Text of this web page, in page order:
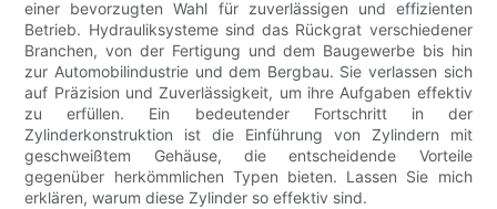
einer bevorzugten Wahl für zuverlässigen und effizienten
Betrieb. Hydrauliksysteme sind das Rückgrat verschiedener
Branchen, von der Fertigung und dem Baugewerbe bis hin
zur Automobilindustrie und dem Bergbau. Sie verlassen sich
auf Präzision und Zuverlässigkeit, um ihre Aufgaben effektiv
zu erfüllen. Ein bedeutender Fortschritt in der
Zylinderkonstruktion ist die Einführung von Zylindern mit
geschweißtem Gehäuse, die entscheidende Vorteile
gegenüber herkömmlichen Typen bieten. Lassen Sie mich
erklären, warum diese Zylinder so effektiv sind.